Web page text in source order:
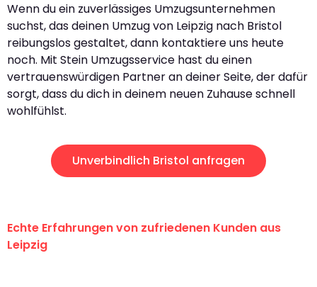
Wenn du ein zuverlässiges Umzugsunternehmen
suchst, das deinen Umzug von Leipzig nach Bristol
reibungslos gestaltet, dann kontaktiere uns heute
noch. Mit Stein Umzugsservice hast du einen
vertrauenswürdigen Partner an deiner Seite, der dafür
sorgt, dass du dich in deinem neuen Zuhause schnell
wohlfühlst.
Unverbindlich Bristol anfragen
Echte Erfahrungen von zufriedenen Kunden aus
Leipzig